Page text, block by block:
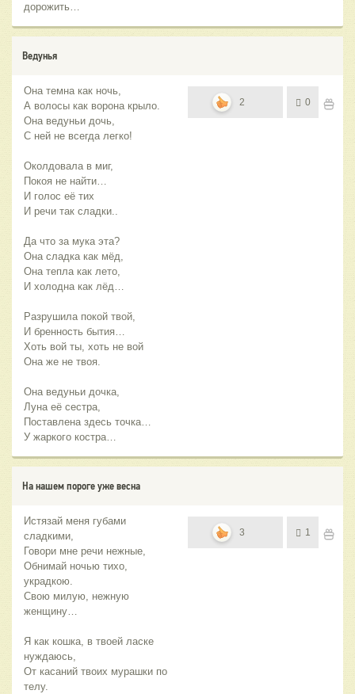
дорожить…
Ведунья
Она темна как ночь,
А волосы как ворона крыло.
Она ведуньи дочь,
С ней не всегда легко!
Околдовала в миг,
Покоя не найти…
И голос её тих
И речи так сладки..
Да что за мука эта?
Она сладка как мёд,
Она тепла как лето,
И холодна как лёд…
Разрушила покой твой,
И бренность бытия…
Хоть вой ты, хоть не вой
Она же не твоя.
Она ведуньи дочка,
Луна её сестра,
Поставлена здесь точка…
У жаркого костра…
2 0
На нашем пороге уже весна
Истязай меня губами
сладкими,
Говори мне речи нежные,
Обнимай ночью тихо,
украдкою.
Свою милую, нежную
женщину…
Я как кошка, в твоей ласке
нуждаюсь,
От касаний твоих мурашки по
телу.
3 1